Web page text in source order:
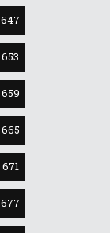
647
653
659
665
671
677